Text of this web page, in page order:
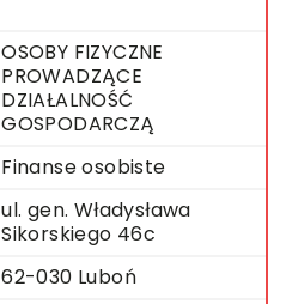
OSOBY FIZYCZNE
PROWADZĄCE
DZIAŁALNOŚĆ
GOSPODARCZĄ
Finanse osobiste
ul. gen. Władysława
Sikorskiego 46c
62-030 Luboń